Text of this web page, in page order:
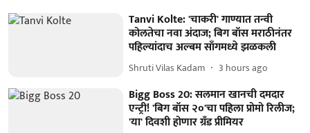
Tanvi Kolte: 'चाकरी' गाण्यात तन्वी
कोलतेचा नवा अंदाज; बिग बॉस मराठीनंतर
पहिल्यांदाच अल्बम साँगमध्ये झळकली
Shruti Vilas Kadam 3 hours ago
Bigg Boss 20: सलमान खानची दमदार
एन्ट्री! 'बिग बॉस २०'चा पहिला प्रोमो रिलीज;
'या' दिवशी होणार ग्रँड प्रीमियर